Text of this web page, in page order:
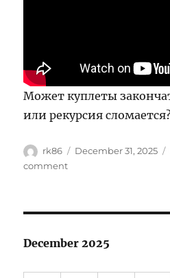
Может куплеты
или рекурсия
Author
rk86
Posted
December 31, 2025
commenton
December 2025